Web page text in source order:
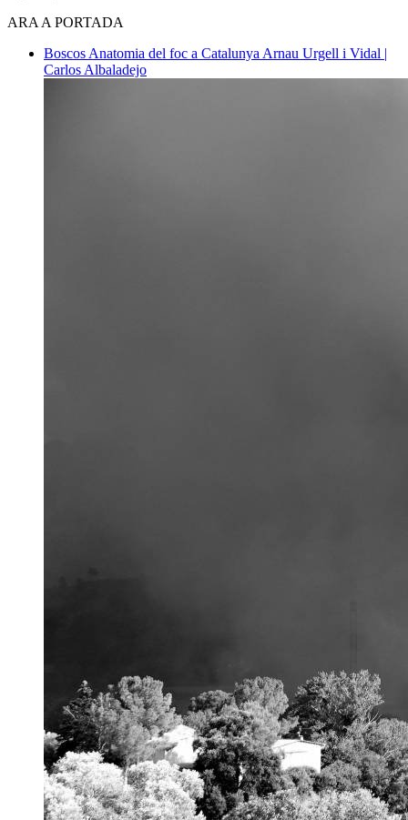
ARA A PORTADA
Boscos Anatomia del foc a Catalunya Arnau Urgell i Vidal |
Carlos Albaladejo